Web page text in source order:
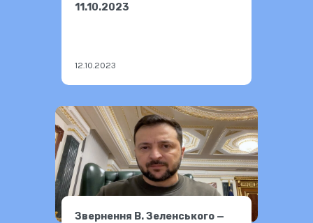
11.10.2023
12.10.2023
Звернення В. Зеленського —